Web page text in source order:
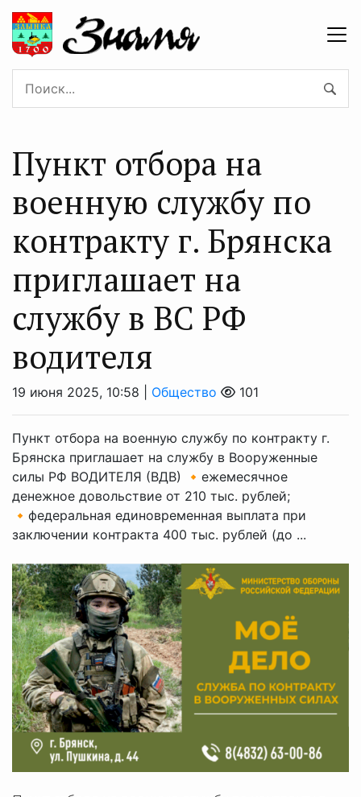
Пункт отбора на
военную службу по
контракту г. Брянска
приглашает на
службу в BC PФ
водителя
19 июня 2025, 10:58 | Общество 101
Пункт отбора на военную службу по контракту г.
Брянска приглашает на службу в Вооруженные
силы РФ ВОДИТЕЛЯ (ВДВ) 🔸ежемесячное
денежное довольствие от 210 тыс. рублей;
🔸федеральная единовременная выплата при
заключении контракта 400 тыс. рублей (до ...